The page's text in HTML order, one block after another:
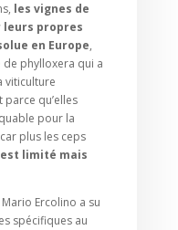
les vignes de
leurs propres
en Europe,
de phylloxera qui a
viticulture
qu’elles
pour la
plus les ceps
limité mais
Ercolino a su
spécifiques au